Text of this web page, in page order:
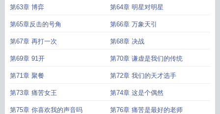
第63章 博弈 第64章 明星对明星
第65章反击的号角 第66章 万象天引
第67章 再打一次 第68章 决战
第69章 91开 第70章 谦虚是我们的传统
第71章 聚餐 第72章 我们的天才选手
第73章 痛苦女王 第74章 这是个偶然
第75章 你喜欢我的声音吗 第76章 痛苦是最好的老师